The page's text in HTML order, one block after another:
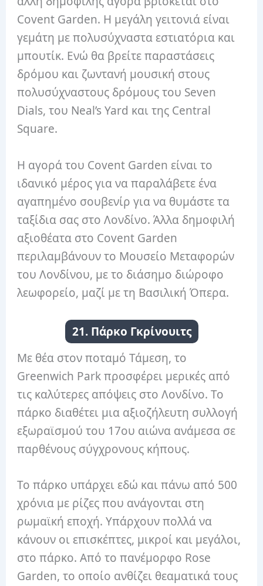
Covent Garden. Η μεγάλη γειτονιά είναι
γεμάτη με πολυσύχναστα εστιατόρια και
μπουτίκ. Ενώ θα βρείτε παραστάσεις
δρόμου και ζωντανή μουσική στους
πολυσύχναστους δρόμους του Seven
Dials, του Neal’s Yard και της Central
Square.
Η αγορά του Covent Garden είναι το
ιδανικό μέρος για να παραλάβετε ένα
αγαπημένο σουβενίρ για να θυμάστε τα
ταξίδια σας στο Λονδίνο. Άλλα δημοφιλή
αξιοθέατα στο Covent Garden
περιλαμβάνουν το Μουσείο Μεταφορών
του Λονδίνου, με το διάσημο διώροφο
λεωφορείο, μαζί με τη Βασιλική Όπερα.
21. Πάρκο Γκρίνουιτς
Με θέα στον ποταμό Τάμεση, το
Greenwich Park προσφέρει μερικές από
τις καλύτερες απόψεις στο Λονδίνο. Το
πάρκο διαθέτει μια αξιοζήλευτη συλλογή
εξωραϊσμού του 17ου αιώνα ανάμεσα σε
παρθένους σύγχρονους κήπους.
Το πάρκο υπάρχει εδώ και πάνω από 500
χρόνια με ρίζες που ανάγονται στη
ρωμαϊκή εποχή. Υπάρχουν πολλά να
κάνουν οι επισκέπτες, μικροί και μεγάλοι,
στο πάρκο. Από το πανέμορφο Rose
Garden, το οποίο ανθίζει θεαματικά τους